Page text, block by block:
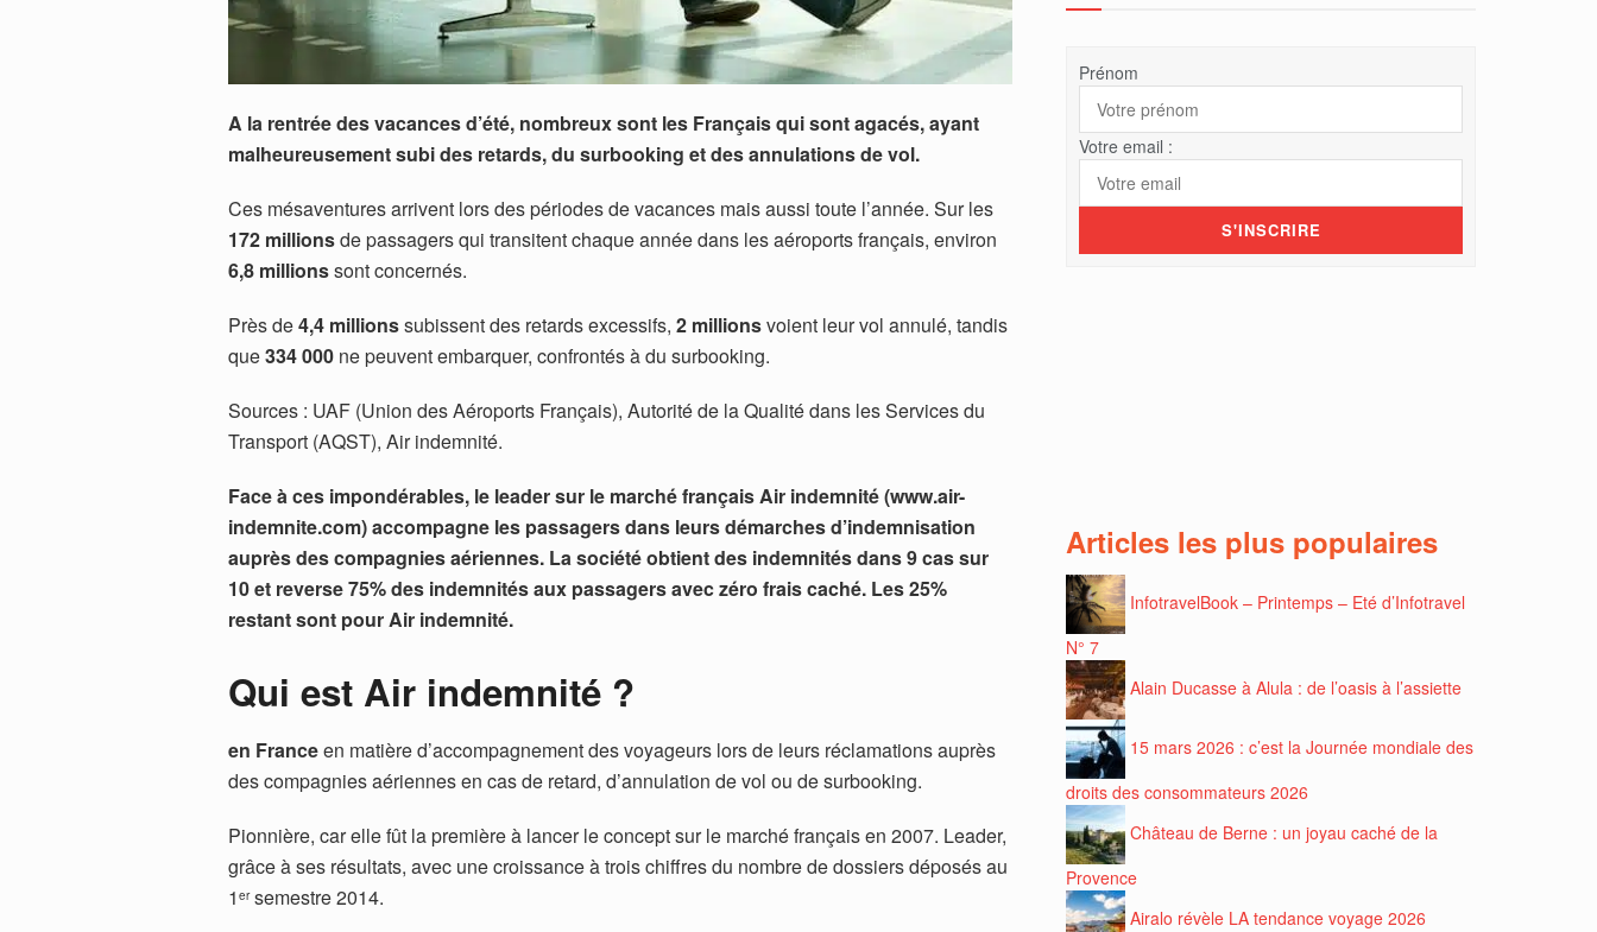
A la rentrée des vacances d’été, nombreux sont les Français qui sont agacés,ayant
malheureusement subi des retards, du surbooking et des annulations de vol.
Ces mésaventures arrivent lors des périodes de vacances mais aussi toute l’année. Sur les
172 millionsde passagers qui transitent chaque année dans les aéroports français, environ
6,8 millionssont concernés.
Près de4,4 millionssubissent des retards excessifs, 2 millionsvoient leur vol annulé, tandis
que334 000 ne peuvent embarquer, confrontés à du surbooking.
Sources : UAF (Union des Aéroports Français), Autorité de la Qualité dans les Services du
Transport (AQST), Air indemnité.
Face à ces impondérables, le leader sur le marché français Air indemnité (www.air-
indemnite.com) accompagne les passagers dans leurs démarches d’indemnisation
auprès des compagnies aériennes. La société obtient des indemnités dans 9 cas sur
10 et reverse 75% des indemnités aux passagers avec zéro frais caché. Les 25%
restant sont pour Air indemnité.
Qui est Air indemnité ?
en Franceen matière d’accompagnement des voyageurs lors de leurs réclamations auprès
des compagnies aériennes en cas de retard, d’annulation de vol ou de surbooking.
Pionnière, car elle fût la première à lancer le concept sur le marché français en 2007. Leader,
grâce à ses résultats, avec une croissance à trois chiffres du nombre de dossiers déposés au
1 ersemestre 2014.
Prénom
Votre email :
Articles les plus populaires
InfotravelBook – Printemps – Eté d’Infotravel
N° 7
Alain Ducasse à Alula : de l’oasis à l’assiette
15 mars 2026 : c’est la Journée mondiale des
droits des consommateurs 2026
Château de Berne : un joyau caché de la
Provence
Airalo révèle LA tendance voyage 2026